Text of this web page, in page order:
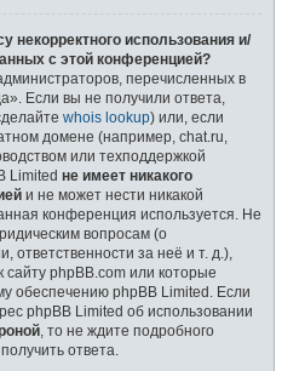
некорректного использования и/
с этой конференцией?
перечисленных в
Если вы не получили ответа,
whois lookup) или, если
домене (например, chat.ru,
или техподдержкой
Limited не имеет никакого
и не может нести никакой
конференция используется. Не
вопросам (о
ответственности за неё и т. д.),
сайту phpBB.com или которые
обеспечению phpBB Limited. Если
phpBB Limited об использовании
, то не ждите подробного
ответа.